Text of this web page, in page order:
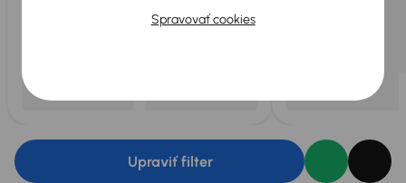
Upraviť filter
Spravovať cookies